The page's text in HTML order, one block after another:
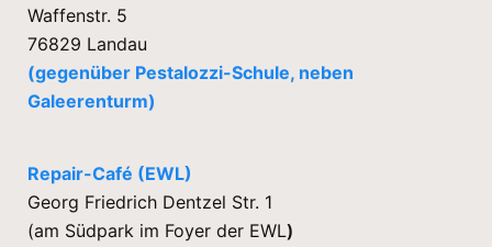
Waffenstr. 5
76829 Landau
(gegenüber Pestalozzi-Schule, neben
Galeerenturm)
Repair-Café (EWL)
Georg Friedrich Dentzel Str. 1
(am Südpark im Foyer der EWL)